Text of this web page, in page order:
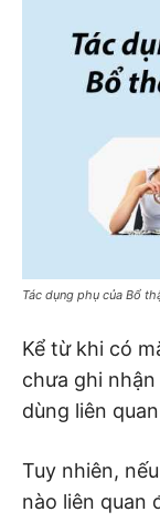
Tác dụng phụ của Bổ
Kể từ khi có
chưa ghi
dùng liên
Tuy nhiên,
nào liên quan